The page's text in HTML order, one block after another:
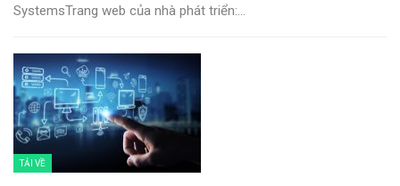
SystemsTrang web của nhà phát triển:
TẢI VỀ